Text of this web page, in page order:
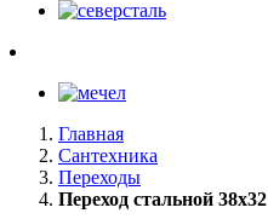
Главная
Сантехника
Переходы
Переход стальной 38х32